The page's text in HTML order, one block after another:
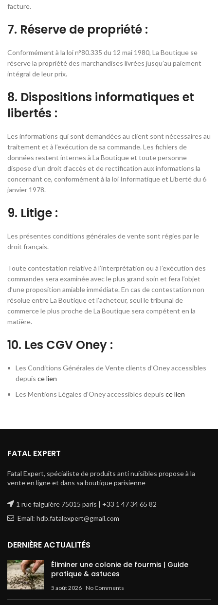
facture.
7. Réserve de propriété :
Conformément à la loi n°80.335 du 12 mai 1980, La Boutique se
réserve la propriété des marchandises livrées jusqu’au paiement
intégral de leur prix.
8. Dispositions informatiques et
libertés :
Les informations qui sont demandées au client sont nécessaires au
traitement et à l’exécution de sa commande. Les fichiers de
données restent internes à La Boutique et toute personne
dispose d’un droit d’accès et de rectification aux informations la
concernant ce, conformément à la loi Informatique et Liberté du 6
janvier 1978.
9. Litige :
Les présentes conditions générales de vente sont régies par le
droit français.
Toute contestation relative à l’interprétation ou à l’exécution des
commandes sera examinée avec le plus grand soin et fera l’objet
d’une proposition amiable immédiate. En cas de contestation non
résolue entre La Boutique et l’acheteur, seul le tribunal de
commerce le plus proche de La Boutique sera compétent en la
matière.
10. Les CGV Oney :
Les Conditions Générales de Vente clients d’Oney accessibles
depuis ce lien
Les Mentions Légales d’Oney accessibles depuis ce lien
FATAL EXPERT
Fatal Expert, spécialiste de produits anti nuisibles propose à la
vente en ligne et dans sa boutique parisienne
1 rue falguière 75015 paris | +33 1 47 34 65 82
Email: hdb.fatalexpert@gmail.com
DERNIÈRE ACTUALITÉS
Éliminer une colonie de fourmis | Guide
pratique & astuces
5 août 2026 No Comments